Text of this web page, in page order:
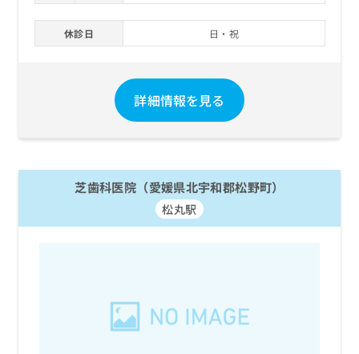
休診日 日・祝
詳細情報を見る
芝歯科医院（愛媛県北宇和郡松野町）
松丸駅